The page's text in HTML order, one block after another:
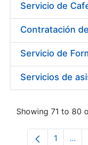
Showing 71 to 80
Page
1 ...